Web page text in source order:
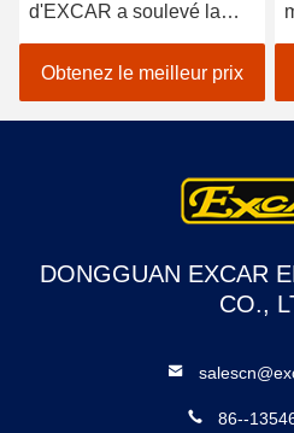
d'EXCAR a soulevé la
poussette électrique de
golf de 6 Seater avec la
couleur arrière de siège
de secousse
Obtenez le meilleur prix
DONGGUAN EXCAR
CO.,
86--